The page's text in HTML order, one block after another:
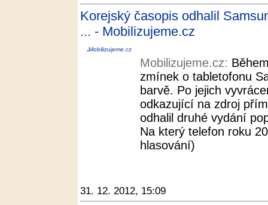
Korejský časopis odhalil
... - Mobilizujeme.cz
Mobilizujeme.cz
Mobilizujeme.cz:
zmínek o tabletofonu
barvě. Po jejich
odkazující na zdroj
odhalil druhé vydání
Na který telefon roku
hlasování)
31. 12. 2012, 15:09